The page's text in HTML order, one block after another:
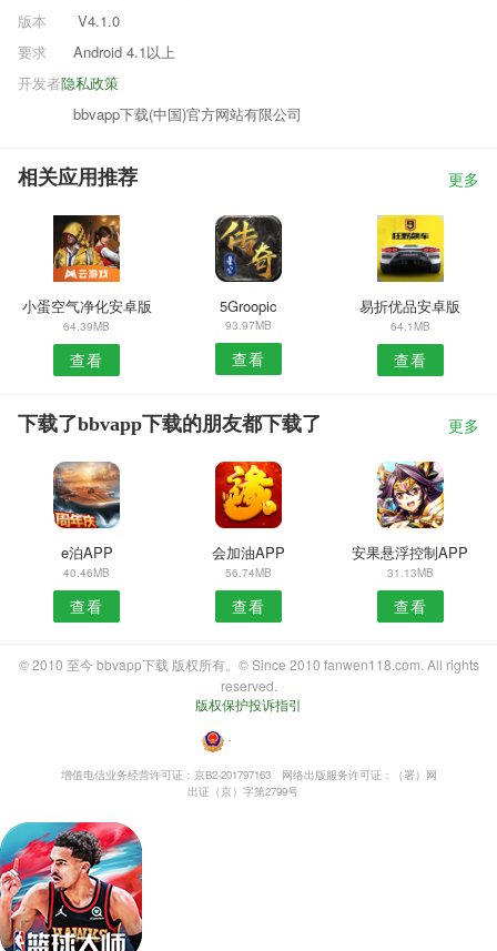
版本
V4.1.0
要求
Android 4.1以上
隐私政策
开发者
bbvapp下载(中国)官方网站有限公司
相关应用推荐 更多
小蛋空气净化安卓版
64.39MB
查看
5Groopic
93.97MB
查看
易折优品安卓版
64.1MB
查看
下载了bbvapp下载的朋友都下载了 更多
e泊APP
40.46MB
查看
会加油APP
56.74MB
查看
安果悬浮控制APP
31.13MB
查看
© 2010 至今 bbvapp下载 版权所有。© Since 2010 fanwen118.com. All rights
reserved.
版权保护投诉指引
・
增值电信业务经营许可证：京B2-201797163
网络出版服务许可证：（署）网
出证（京）字第2799号